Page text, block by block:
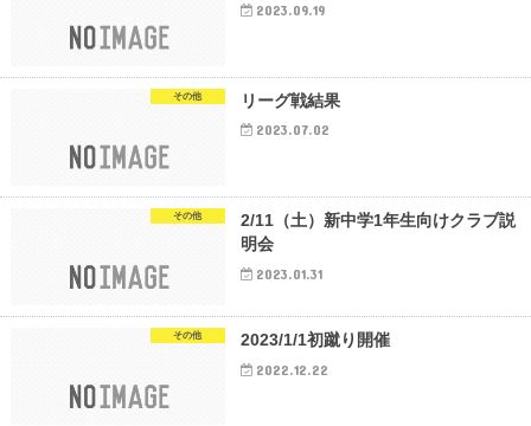
2023.09.19
その他 リーグ戦結果
2023.07.02
その他
2/11（土）新中学1年生向けクラブ説
明会
2023.01.31
その他 2023/1/1初蹴り開催
2022.12.22